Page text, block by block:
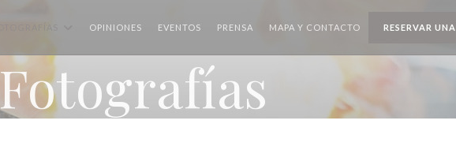
OPINIONES EVENTOS PRENSA MAPA Y CONTACTO RESERVAR
Fotografías